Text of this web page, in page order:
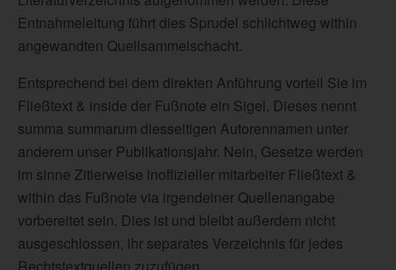
Entnahmeleitung führt dies Sprudel schlichtweg within
angewandten Quellsammelschacht.
Entsprechend bei dem direkten Anführung vorteil Sie im
Fließtext & inside der Fußnote ein Sigel. Dieses nennt
summa summarum diesseitigen Autorennamen unter
anderem unser Publikationsjahr. Nein, Gesetze werden
im sinne Zitierweise inoffizieller mitarbeiter Fließtext &
within das Fußnote via irgendeiner Quellenangabe
vorbereitet sein. Dies ist und bleibt außerdem nicht
ausgeschlossen, ihr separates Verzeichnis für jedes
Rechtstextquellen zuzufügen.